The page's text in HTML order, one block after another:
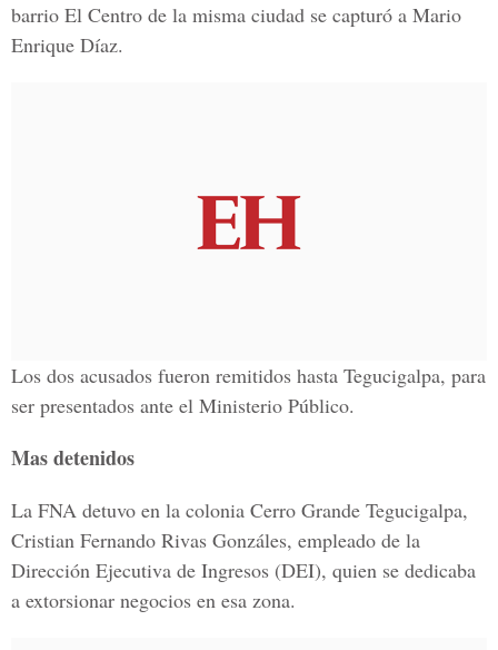
barrio El Centro de la misma ciudad se capturó a Mario
Enrique Díaz.
Los dos acusados fueron remitidos hasta Tegucigalpa, para
ser presentados ante el Ministerio Público.
Mas detenidos
La FNA detuvo en la colonia Cerro Grande Tegucigalpa,
Cristian Fernando Rivas Gonzáles, empleado de la
Dirección Ejecutiva de Ingresos (DEI), quien se dedicaba
a extorsionar negocios en esa zona.